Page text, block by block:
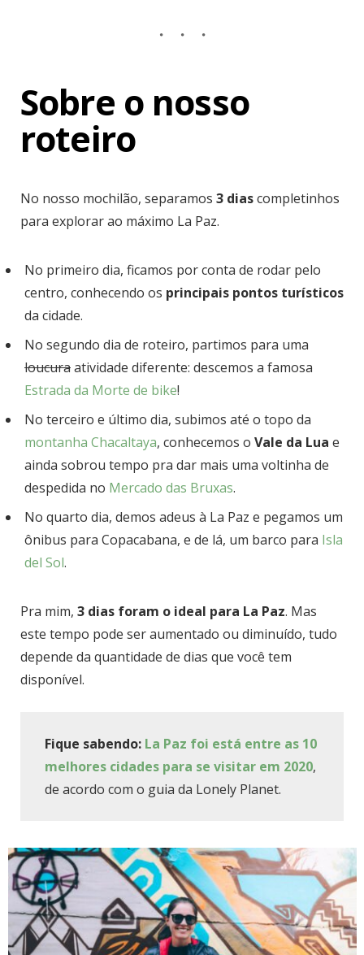
Sobre o nosso
roteiro
No nosso mochilão, separamos 3 diascompletinhos
para explorar ao máximo La Paz.
No primeiro dia, ficamos por conta de rodar pelo
centro, conhecendo os principais pontos turísticos
da cidade.
No segundo dia de roteiro, partimos para uma
loucuraatividade diferente: descemos a famosa
Estrada da Morte de bike!
No terceiro e último dia, subimos até o topo da
montanha Chacaltaya, conhecemos o Vale da Lua e
ainda sobrou tempo pra dar mais uma voltinha de
despedida no Mercado das Bruxas.
No quarto dia, demos adeus à La Paz e pegamos um
ônibus para Copacabana, e de lá, um barco para Isla
del Sol.
Pra mim, 3 dias foram o ideal para La Paz. Mas
este tempo pode ser aumentado ou diminuído, tudo
depende da quantidade de dias que você tem
disponível.
Fique sabendo: La Paz foi está entre as 10
melhores cidades para se visitar em 2020,
de acordo com o guia da Lonely Planet.